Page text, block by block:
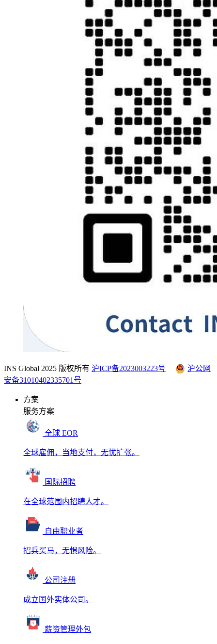
INS Global 2025 版权所有 沪ICP备2023003223号
沪公网
安备31010402335701号
方案
服务方案
全球 EOR
全球雇佣，当地支付，无忧扩张。
国际招聘
在全球范围内招聘人才。
自由职业者
招兵买马，无惧风险。
公司注册
成立国外实体公司。
薪资管理外包